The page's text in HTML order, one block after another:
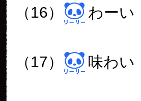
（16） わーい
（17） 味わい